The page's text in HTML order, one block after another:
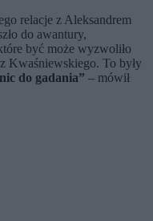
relacje z Aleksandrem
do awantury,
być może wyzwoliło
Kwaśniewskiego. To były
do gadania” – mówił